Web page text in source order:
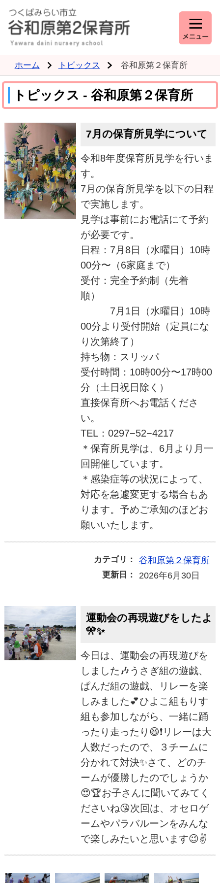
ホーム トピックス 谷和原第２保育所
トピックス - 谷和原第２保育所
7月の保育所見学について
令和8年度保育所見学を行いま
す。
7月の保育所見学を以下の日程
で実施します。
見学は事前にお電話にて予約
が必要です。
日程：7月8日（水曜日）10時
00分〜（6家庭まで）
受付：完全予約制（先着
順）
7月1日（水曜日）10時
00分より受付開始（定員にな
り次第終了）
持ち物：スリッパ
受付時間：10時00分〜17時00
分（土日祝日除く）
直接保育所へお電話くださ
い。
TEL：0297−52−4217
＊保育所見学は、6月より月一
回開催しています。
＊感染症等の状況によって、
対応を急遽変更する場合もあ
ります。予めご承知のほどお
願いいたします。
カテゴリ： 谷和原第２保育所
更新日： 2026年6月30日
運動会の再現遊びをしたよ
🎌✨
今日は、運動会の再現遊びを
しました🎶うさぎ組の遊戯、
ぱんだ組の遊戯、リレーを楽
しみました💕ひよこ組もりす
組も参加しながら、一緒に踊
ったり走ったり😆❗リレーは大
人数だったので、３チームに
分かれて対決✨さて、どのチ
ームが優勝したのでしょうか
😍🏆お子さんに聞いてみてく
ださいね😘次回は、オセロゲ
ームやパラバルーンをみんな
で楽しみたいと思います😉✌